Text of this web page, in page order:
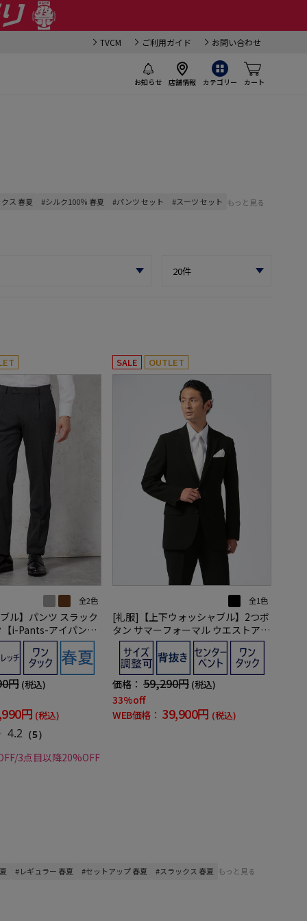
TVCM ご利用ガイド お問い合わせ
お知らせ 店舗情報 カテゴリー カート
ス 春夏 #シルク100％ 春夏 #パンツ セット #スーツ セット もっと見る
全2色
ル】パンツ スラック
【i-Pants-アイパン
ット素材 ストレッ
円 (税込)
円 (税込)
4.2 （5）
3点目以降20%OFF
SALE OUTLET
全1色
[礼服]【上下ウォッシャブル】2つボ
タン サマーフォーマル ウエストアジ
ャスター仕様【i-Formal アイフォー
マル】春夏 礼服【定番】
価格： 59,290円 (税込)
33%off
WEB価格： 39,900円 (税込)
#レギュラー 春夏 #セットアップ 春夏 #スラックス 春夏 もっと見る